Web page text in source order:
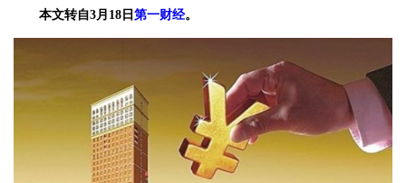
本文转自3月18日 第一财经。